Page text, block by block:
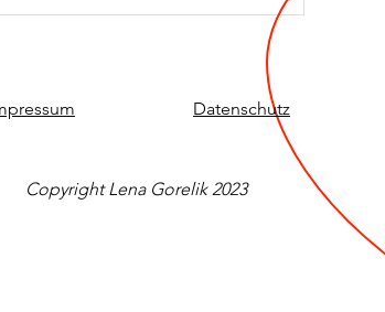
Datenschutz
Copyright Lena Gorelik 2023